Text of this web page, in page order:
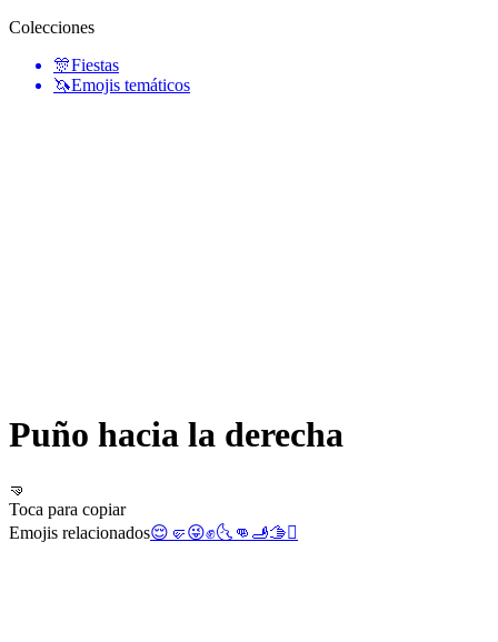
Colecciones
🎊Fiestas
🦄Emojis temáticos
Puño hacia la derecha
🤜
Toca para copiar
Emojis relacionados😌 🤛😜✊🌜 👊 🫸🫱🫯